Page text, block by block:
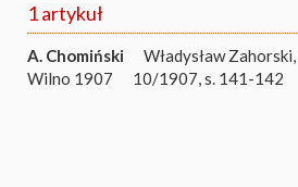
1 artykuł
A. Chomiński Władysław Zahorski,
Wilno 1907
10/1907, s. 141-142